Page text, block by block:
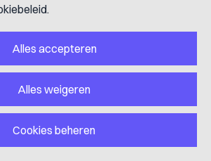
op lichamelijke
letsel”) psychisch letsel betreft.
“het ongeval een direct gevolg
uitsluiting van bijvoorbeeld
is afkomstig uit de passage
ziet niet mede op psychisch
de rechtbank is de Raad van
Alles accepteren
Alles weigeren
Cookies beheren